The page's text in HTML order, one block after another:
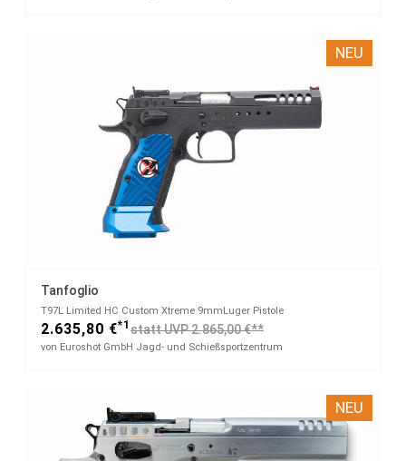
NEU
Tanfoglio
T97L Limited HC Custom Xtreme​ 9mmLuger Pistole
2.635,80 €*1 statt UVP 2.865,00 €**
von Euroshot GmbH Jagd- und Schießsportzentrum
NEU